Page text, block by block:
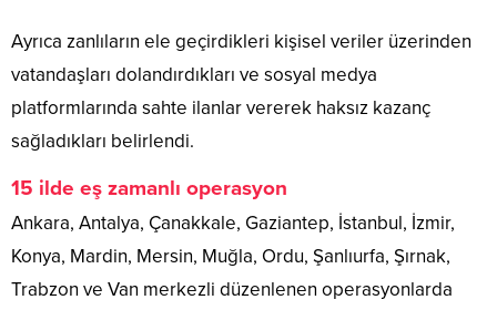
Ayrıca zanlıların ele geçirdikleri kişisel veriler üzerinden
vatandaşları dolandırdıkları ve sosyal medya
platformlarında sahte ilanlar vererek haksız kazanç
sağladıkları belirlendi.
15 ilde eş zamanlı operasyon
Ankara, Antalya, Çanakkale, Gaziantep, İstanbul, İzmir,
Konya, Mardin, Mersin, Muğla, Ordu, Şanlıurfa, Şırnak,
Trabzon ve Van merkezli düzenlenen operasyonlarda